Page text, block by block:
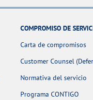
COMPROMISO DE
Carta de compromisos
Customer Counsel
Normativa del servicio
Programa CONTIGO